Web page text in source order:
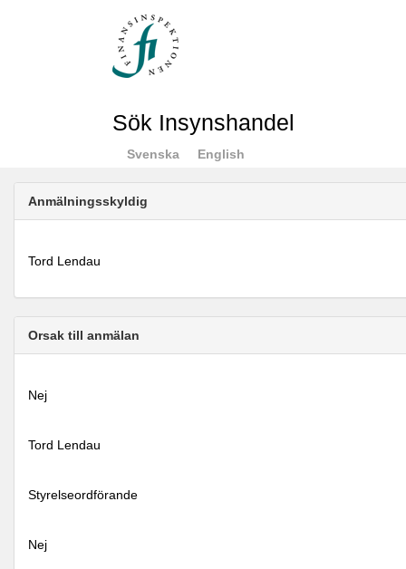
Sök Insynshandel
Svenska English
Anmälningsskyldig
Tord Lendau
Orsak till anmälan
Nej
Tord Lendau
Styrelseordförande
Nej